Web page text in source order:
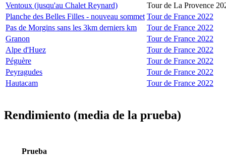
Ventoux (jusqu'au Chalet Reynard)
Tour de La Provence
Planche des Belles Filles - nouveau sommet Tour de France 2022
Pas de Morgins sans les 3km derniers km
Tour de France 2022
Granon
Tour de France 2022
Alpe d'Huez
Tour de France 2022
Péguère
Tour de France 2022
Peyragudes
Tour de France 2022
Hautacam
Tour de France 2022
Rendimiento (media de la prueba)
Prueba